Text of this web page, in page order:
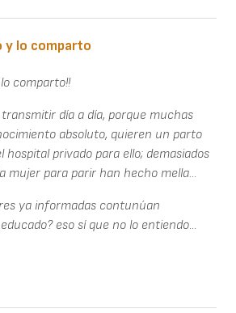
y lo comparto
comparto!!
día a día, porque muchas
absoluto, quieren un parto
hospital privado para ello; demasiados
mujer para parir han hecho mella...
ya informadas contunúan
eso sí que no lo entiendo...